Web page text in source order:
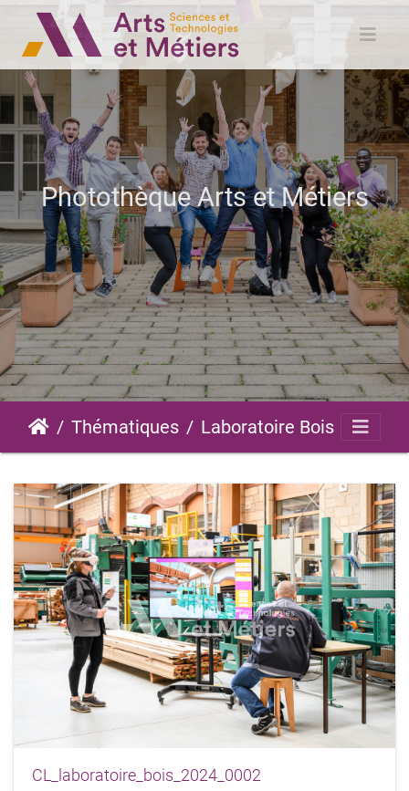
Photothèque Arts et Métiers
Thématiques Laboratoire Bois
CL_laboratoire_bois_2024_0002